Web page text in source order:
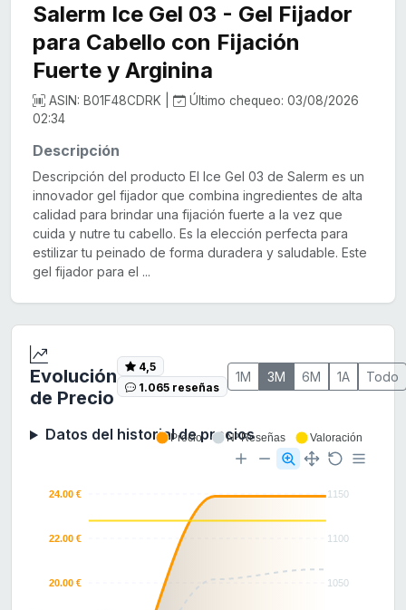
Salerm Ice Gel 03 - Gel Fijador
para Cabello con Fijación
Fuerte y Arginina
ASIN: B01F48CDRK |
Último chequeo: 03/08/2026
02:34
Descripción
Descripción del producto El Ice Gel 03 de Salerm es un
innovador gel fijador que combina ingredientes de alta
calidad para brindar una fijación fuerte a la vez que
cuida y nutre tu cabello. Es la elección perfecta para
estilizar tu peinado de forma duradera y saludable. Este
gel fijador para el ...
Evolución
de Precio
4,5
1.065 reseñas
1M 3M 6M 1A Todo
Datos del historial de precios
1150
1100
1050
24.00 €
22.00 €
20.00 €
Precio Nº Reseñas Valoración